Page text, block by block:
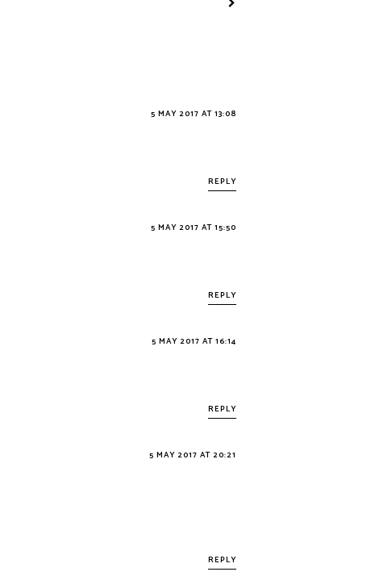
5 MAY 2017 AT 13:08
REPLY
5 MAY 2017 AT 15:50
REPLY
5 MAY 2017 AT 16:14
REPLY
5 MAY 2017 AT 20:21
REPLY